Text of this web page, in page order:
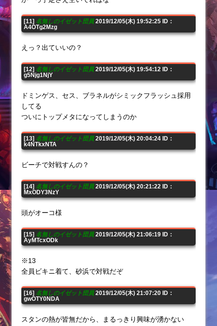
[11] 名無しのイゼット団員2019/12/05(木) 19:52:25 ID：
A4OTg2Mzg
えっ？出ていいの？
[12] 名無しのイゼット団員2019/12/05(木) 19:54:12 ID：
g5Njg1NjY
ドミンゲス、セス、ブラネルがシミックフラッシュ採用
してる
ついにトップメタになってしまうのか
[13] 名無しのイゼット団員2019/12/05(木) 20:04:24 ID：
k4NTkxNTA
ビーチで対戦すんの？
[14] 名無しのイゼット団員2019/12/05(木) 20:21:22 ID：
MxODY3NzY
頭がオーコ様
[15] 名無しのイゼット団員2019/12/05(木) 21:06:19 ID：
AyMTcxODk
※13
全員ビキニ着て、砂浜で対戦だぞ
[16] 名無しのイゼット団員2019/12/05(木) 21:07:20 ID：
gwOTY0NDA
スタンの熱が皆無だから、まるっきり興味が湧かない